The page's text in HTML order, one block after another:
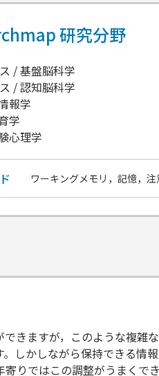
研究分野
/ 基盤脳科学
/ 認知脳科学
報学
学
心理学
ワーキングメモリ，記憶，
きますが，このような複雑
しかしながら保持できる情
りではこの調整がうまくで